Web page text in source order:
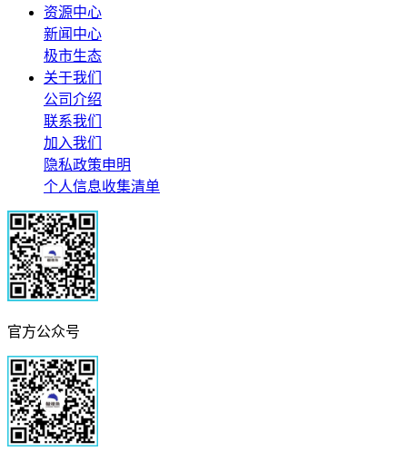
资源中心
新闻中心
极市生态
关于我们
公司介绍
联系我们
加入我们
隐私政策申明
个人信息收集清单
官方公众号